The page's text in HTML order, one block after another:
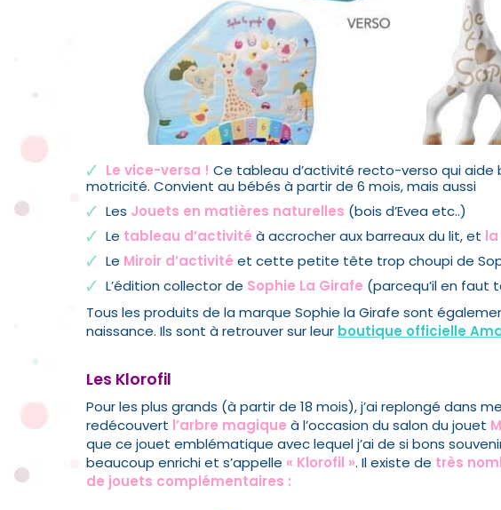
Le vice-versa ! Ce tableau d’activité recto-verso qui
motricité. Convient au bébés à partir de 6 mois, mais aussi
Les Jouets en matières naturelles (bois d’Evea etc..)
Le tableau d’activité à accrocher aux barreaux du lit, et
Le Miroir d’activité et cette petite tête trop choupi de
L’édition collector de Sophie La Girafe (parcequ’il en faut
Tous les produits de la marque Sophie la Girafe sont
naissance. Ils sont à retrouver sur leur boutique officielle
Les Klorofil
Pour les plus grands (à partir de 18 mois), j’ai replongé dans
redécouvert l’arbre magique à l’occasion du salon du jouet
que ce jouet emblématique avec lequel j’ai de si bons
beaucoup enrichi et s’appelle « Klorofil ». Il existe de très
de jouets complémentaires :